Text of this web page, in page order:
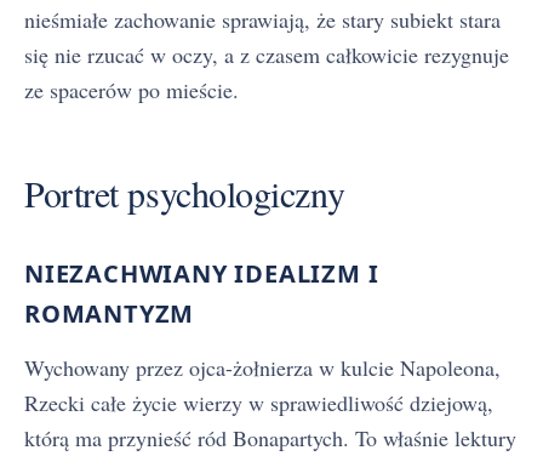
nieśmiałe zachowanie sprawiają, że stary subiekt stara
się nie rzucać w oczy, a z czasem całkowicie rezygnuje
ze spacerów po mieście.
Portret psychologiczny
NIEZACHWIANY IDEALIZM I
ROMANTYZM
Wychowany przez ojca-żołnierza w kulcie Napoleona,
Rzecki całe życie wierzy w sprawiedliwość dziejową,
którą ma przynieść ród Bonapartych. To właśnie lektury